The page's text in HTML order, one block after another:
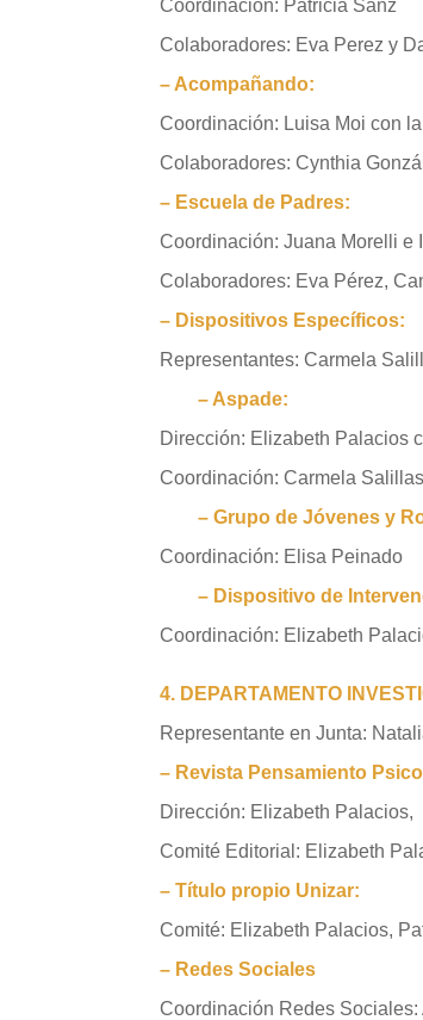
Coordinación: Patricia Sanz
Colaboradores: Eva Perez y
– Acompañando:
Coordinación: Luisa Moi con
Colaboradores:Cynthia
– Escuela de Padres:
Coordinación:Juana Morelli e
Colaboradores: Eva Pérez,
– Dispositivos Específicos:
Representantes: Carmela
– Aspade:
Dirección: E lizabeth Palacios
Coordinación: Carmela Salillas
– Grupo de Jóvenes y
Coordinación: E lisa Peinado
– Dispositivo de
Coordinación: E lizabeth P
4. DEPARTAMENTO
Representante enJunta:
– Revista Pensamiento
Dirección: Elizabeth Palacios,
Comité Editorial: Elizabeth
– Título propio Unizar:
Comité: Elizabeth Palacios,
– Redes Sociales
Coordinación Redes